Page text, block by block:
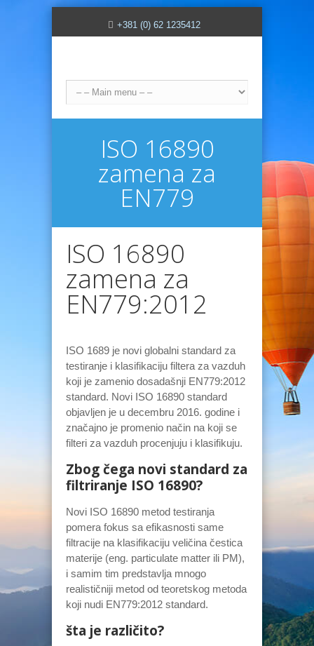
+381 (0) 62 1235412
ISO 16890
zamena za
EN779
ISO 16890
zamena za
EN779:2012
ISO 1689 je novi globalni standard za
testiranje i klasifikaciju filtera za vazduh
koji je zamenio dosadašnji EN779:2012
standard. Novi ISO 16890 standard
objavljen je u decembru 2016. godine i
značajno je promenio način na koji se
filteri za vazduh procenjuju i klasifikuju.
Zbog čega novi standard za
filtriranje ISO 16890?
Novi ISO 16890 metod testiranja
pomera fokus sa efikasnosti same
filtracije na klasifikaciju veličina čestica
materije (eng. particulate matter ili PM),
i samim tim predstavlja mnogo
realističniji metod od teoretskog metoda
koji nudi EN779:2012 standard.
šta je različito?